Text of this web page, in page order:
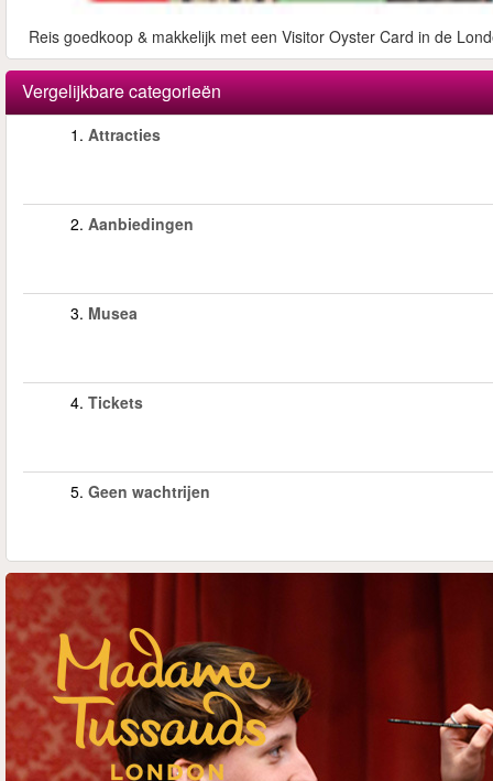
Reis goedkoop & makkelijk met een Visitor Oyster Card in de
Vergelijkbare categorieën
1. Attracties
2. Aanbiedingen
3. Musea
4. Tickets
5. Geen wachtrijen